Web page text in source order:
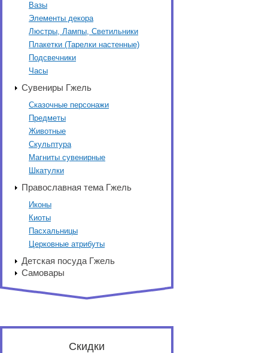
Вазы
Элементы декора
Люстры, Лампы, Светильники
Плакетки (Тарелки настенные)
Подсвечники
Часы
Сувениры Гжель
Сказочные персонажи
Предметы
Животные
Скульптура
Магниты сувенирные
Шкатулки
Православная тема Гжель
Иконы
Киоты
Пасхальницы
Церковные атрибуты
Детская посуда Гжель
Самовары
Скидки